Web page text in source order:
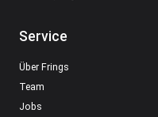
Service
Über Frings
Team
Jobs